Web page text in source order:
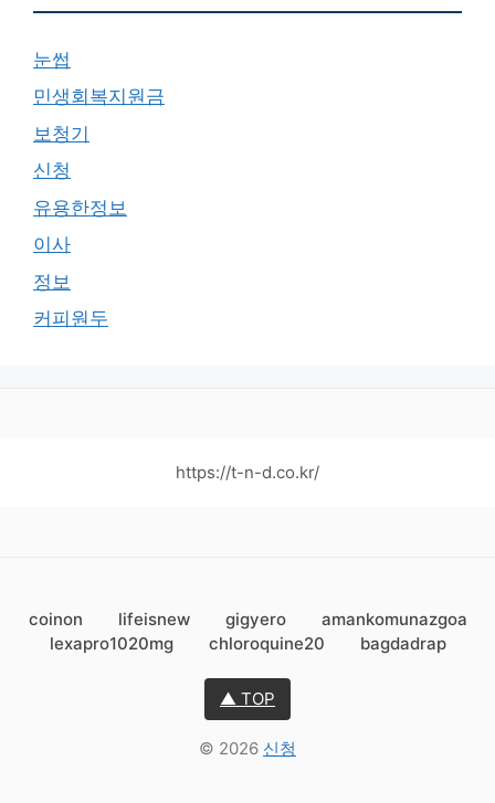
눈썹
민생회복지원금
보청기
신청
유용한정보
이사
정보
커피원두
https://t-n-d.co.kr/
coinon lifeisnew gigyero
amankomunazgoa
lexapro1020mg
chloroquine20 bagdadrap
▲ TOP
© 2026 신청